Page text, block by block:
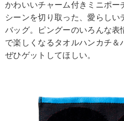
かわいいチャーム付きミニポー
シーンを切り取った、愛らしい
バッグ。ピングーのいろんな表
で楽しくなるタオルハンカチ＆
ぜひゲットしてほしい。